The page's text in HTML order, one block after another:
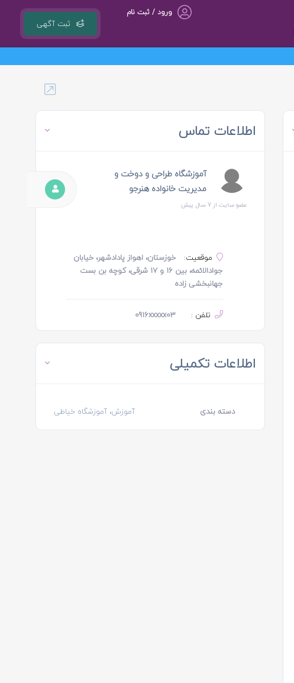
ثبت آگهی
ورود / ثبت نام
اطلاعات تماس
آموزشگاه طراحی و دوخت و
مدیریت خانواده هنرجو
عضو سایت از 7 سال پیش
موقعیت:
خوزستان، اهواز پادادشهر، خیابان
جوادالائمه، بین ۱۶ و ۱۷ شرقی، کوچه بن بست
جهانبخشی زاده
تلفن : 0916xxxxx03
اطلاعات تکمیلی
دسته بندی آموزش، آموزشگاه خیاطی